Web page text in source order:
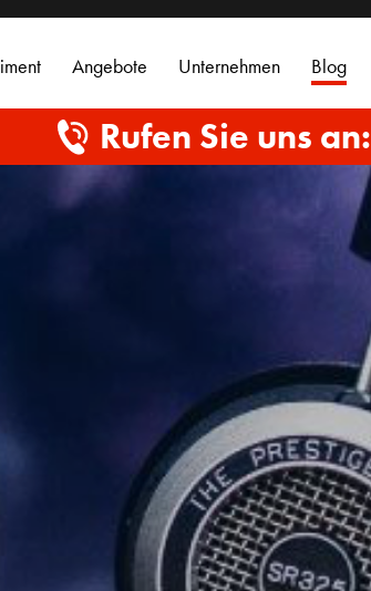
Angebote Unternehmen Blog
Rufen Sie uns an: